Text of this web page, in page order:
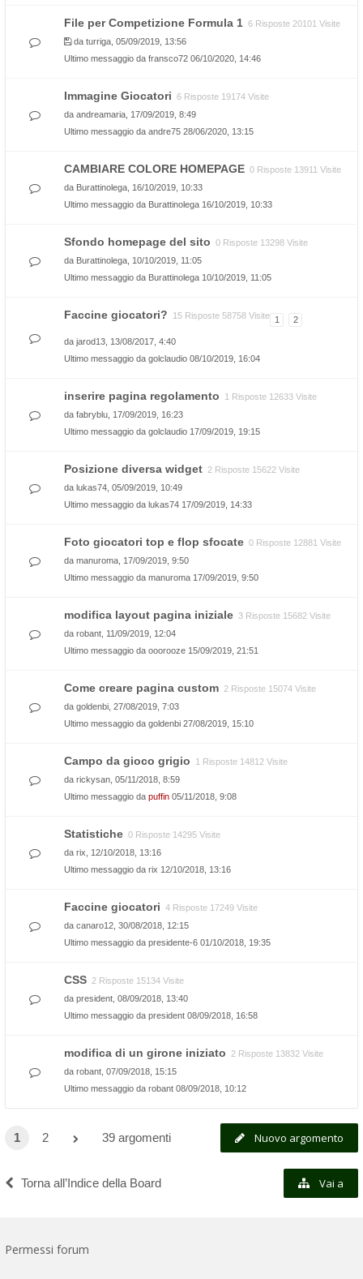
File per Competizione Formula 1 6 Risposte 20101 Visite
da turriga , 05/09/2019, 13:56
Ultimo messaggio da fransco72 06/10/2020, 14:46
Immagine Giocatori 6 Risposte 19174 Visite
da andreamaria , 17/09/2019, 8:49
Ultimo messaggio da andre75 28/06/2020, 13:15
CAMBIARE COLORE HOMEPAGE 0 Risposte 13911 Visite
da Burattinolega , 16/10/2019, 10:33
Ultimo messaggio da Burattinolega 16/10/2019, 10:33
Sfondo homepage del sito 0 Risposte 13298 Visite
da Burattinolega , 10/10/2019, 11:05
Ultimo messaggio da Burattinolega 10/10/2019, 11:05
Faccine giocatori? 15 Risposte 58758 Visite 1 2
da jarod13 , 13/08/2017, 4:40
Ultimo messaggio da golclaudio 08/10/2019, 16:04
inserire pagina regolamento
1 Risposte 12633 Visite
da fabryblu , 17/09/2019, 16:23
Ultimo messaggio da golclaudio 17/09/2019, 19:15
Posizione diversa widget 2 Risposte 15622 Visite
da lukas74 , 05/09/2019, 10:49
Ultimo messaggio da lukas74 17/09/2019, 14:33
Foto giocatori top e flop sfocate 0 Risposte 12881 Visite
da manuroma , 17/09/2019, 9:50
Ultimo messaggio da manuroma 17/09/2019, 9:50
modifica layout pagina iniziale 3 Risposte 15682 Visite
da robant , 11/09/2019, 12:04
Ultimo messaggio da ooorooze 15/09/2019, 21:51
Come creare pagina custom 2 Risposte 15074 Visite
da goldenbi , 27/08/2019, 7:03
Ultimo messaggio da goldenbi 27/08/2019, 15:10
Campo da gioco grigio
1 Risposte 14812 Visite
da rickysan , 05/11/2018, 8:59
Ultimo messaggio da puffin 05/11/2018, 9:08
Statistiche 0 Risposte 14295 Visite
da rix , 12/10/2018, 13:16
Ultimo messaggio da rix 12/10/2018, 13:16
Faccine giocatori 4 Risposte 17249 Visite
da canaro12 , 30/08/2018, 12:15
Ultimo messaggio da presidente-6 01/10/2018, 19:35
CSS 2 Risposte 15134 Visite
da president , 08/09/2018, 13:40
Ultimo messaggio da president 08/09/2018, 16:58
modifica di un girone iniziato
2 Risposte 13832 Visite
da robant , 07/09/2018, 15:15
Ultimo messaggio da robant 08/09/2018, 10:12
Nuovo argomento
1 2 39 argomenti
Torna all’Indice della Board Vai a
Permessi forum